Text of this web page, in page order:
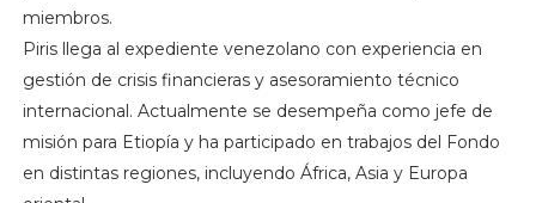
miembros.
Piris llega al expediente venezolano con experiencia en
gestión de crisis financieras y asesoramiento técnico
internacional. Actualmente se desempeña como jefe de
misión para Etiopía y ha participado en trabajos del Fondo
en distintas regiones, incluyendo África, Asia y Europa